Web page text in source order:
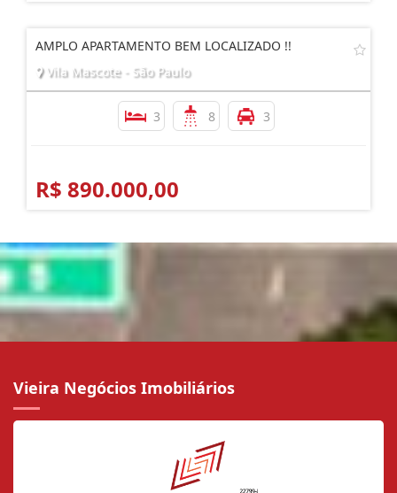
AMPLO APARTAMENTO BEM LOCALIZADO !!
Vila Mascote - São Paulo
3 8 3
R$ 890.000,00
Vieira Negócios Imobiliários